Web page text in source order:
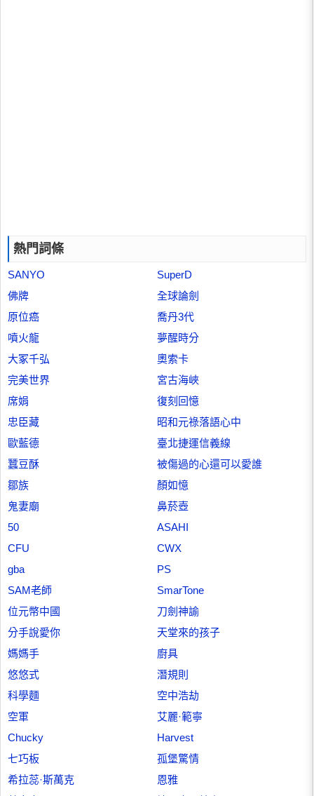
熱門詞條
SANYO
SuperD
佛牌
全球論劍
原位癌
喬丹3代
噴火龍
夢醒時分
大冢千弘
奧索卡
完美世界
宮古海峽
席娟
復刻回憶
忠臣藏
昭和元祿落語心中
歐藍德
臺北捷運信義線
蠶豆酥
被傷過的心還可以愛誰
鄒族
顏如憶
鬼妻廟
鼻菸壺
50
ASAHI
CFU
CWX
gba
PS
SAM老師
SmarTone
位元幣中國
刀劍神諭
分手說愛你
天堂來的孩子
媽媽手
廚具
悠悠式
潛規則
科學麵
空中浩劫
空軍
艾麗·範寧
Chucky
Harvest
七巧板
孤堡驚情
希拉蕊·斯萬克
恩雅